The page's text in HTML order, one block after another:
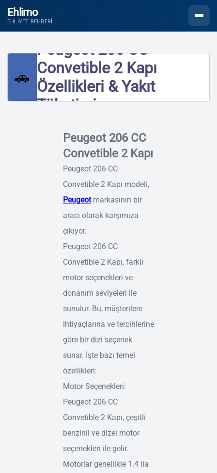
Ehlimo
EHLIYET REHBERI
🚗
Peugeot 206 CC
Convetible 2 Kapı
Özellikleri & Yakıt
Tüketimi
Peugeot 206 CC
Convetible 2 Kapı
Peugeot 206 CC
Convetible 2 Kapı modeli,
Peugeotmarkasının bir
aracı olarak karşımıza
çıkıyor.
Peugeot 206 CC
Convetible 2 Kapı, farklı
motor seçenekleri ve
donanım seviyeleri ile
sunulur. Bu, müşterilere
ihtiyaçlarına ve tercihlerine
göre bir dizi seçenek
sunar. İşte bazı temel
özellikleri:
Motor Seçenekleri:
Peugeot 206 CC
Convetible 2 Kapı, çeşitli
benzinli ve dizel motor
seçenekleri ile gelir.
Motorlar genellikle 1.4 ila